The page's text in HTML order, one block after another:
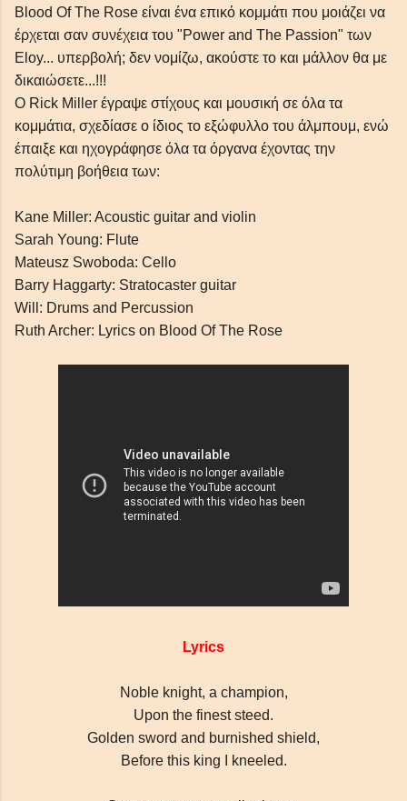
Blood Of The Rose είναι ένα επικό κομμάτι που μοιάζει να
έρχεται σαν συνέχεια του "Power and The Passion" των
Eloy... υπερβολή; δεν νομίζω, ακούστε το και μάλλον θα με
δικαιώσετε...!!!
Ο Rick Miller έγραψε στίχους και μουσική σε όλα τα
κομμάτια, σχεδίασε ο ίδιος το εξώφυλλο του άλμπουμ, ενώ
έπαιξε και ηχογράφησε όλα τα όργανα έχοντας την
πολύτιμη βοήθεια των:
Kane Miller: Acoustic guitar and violin
Sarah Young: Flute
Mateusz Swoboda: Cello
Barry Haggarty: Stratocaster guitar
Will: Drums and Percussion
Ruth Archer: Lyrics on Blood Of The Rose
Lyrics
Noble knight, a champion,
Upon the finest steed.
Golden sword and burnished shield,
Before this king I kneeled.